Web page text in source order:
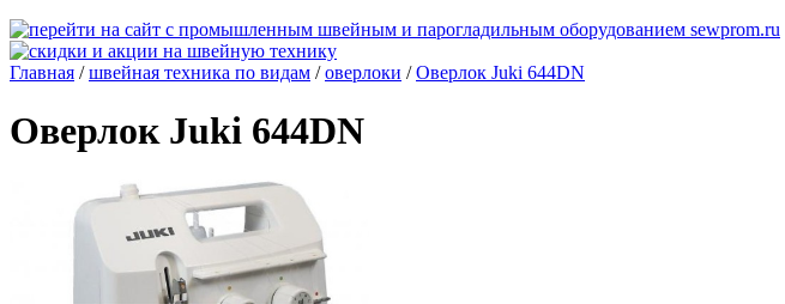
Главная /швейная техника по видам /оверлоки /Оверлок Juki 644DN
Оверлок Juki 644DN